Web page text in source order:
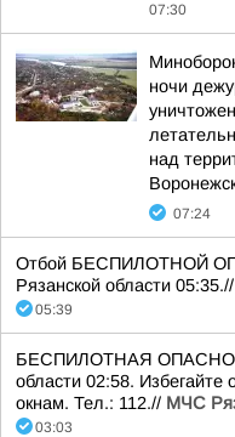
07:30
ночи
над
07:24
Отбой БЕСПИЛОТНОЙ
Рязанской области 05:35.//
05:39
БЕСПИЛОТНАЯ
области 02:58. Избегайте
окнам. Тел.: 112.// МЧС
03:03